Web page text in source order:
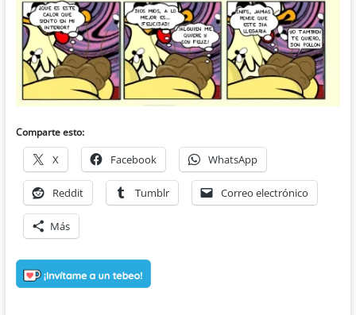
Comparte esto:
X Facebook WhatsApp
Reddit Tumblr Correo electrónico
Más